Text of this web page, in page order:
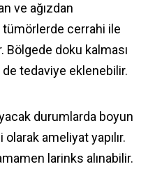
ve ağızdan
tümörlerde cerrahi ile
Bölgede doku kalması
tedaviye eklenebilir.
durumlarda boyun
ameliyat yapılır.
larinks alınabilir.